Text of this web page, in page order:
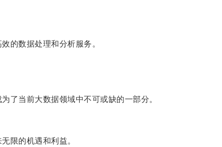
的数据处理和分析服务。
当前大数据领域中不可或缺的一部分。
限的机遇和利益。